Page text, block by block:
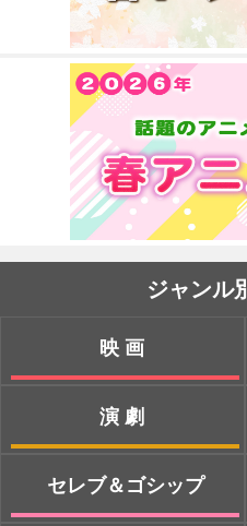
ジャンル
映画
演劇
セレブ＆ゴシップ